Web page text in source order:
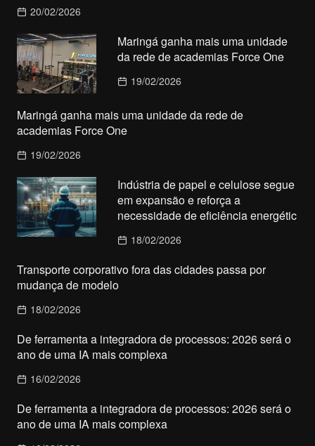
20/02/2026
Maringá ganha mais uma unidade
da rede de academias Force One
19/02/2026
Maringá ganha mais uma unidade da rede de
academias Force One
19/02/2026
Indústria de papel e celulose segue
em expansão e reforça a
necessidade de eficiência energétic
18/02/2026
Transporte corporativo fora das cidades passa por
mudança de modelo
18/02/2026
De ferramenta a integradora de processos: 2026 será o
ano de uma IA mais complexa
16/02/2026
De ferramenta a integradora de processos: 2026 será o
ano de uma IA mais complexa